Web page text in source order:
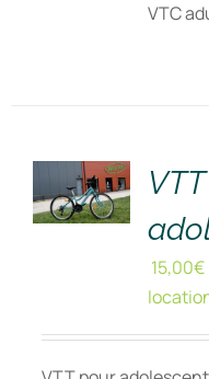
VTC
DÉTAILS
15,00€